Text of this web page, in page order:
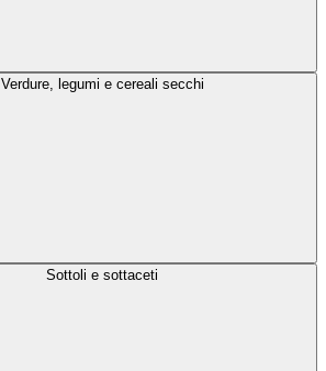
Verdure, legumi e cereali secchi
Sottoli e sottaceti